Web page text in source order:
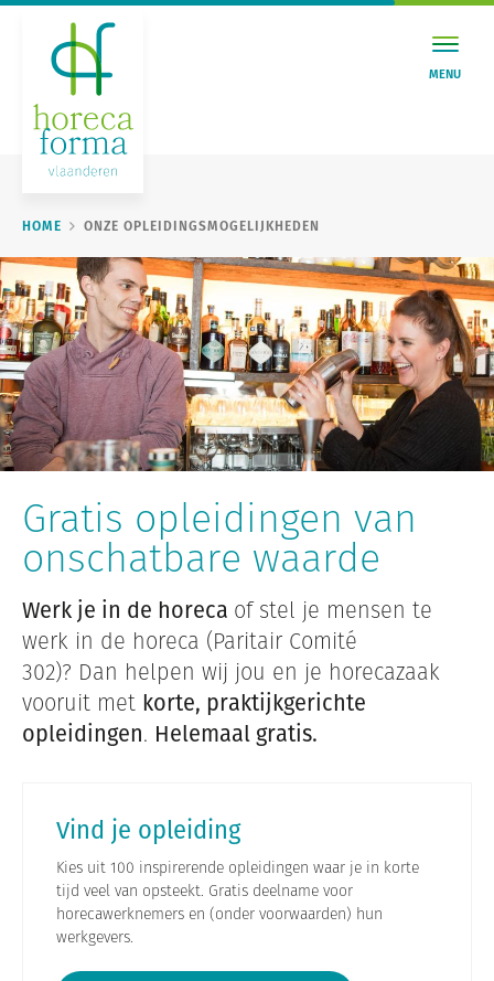
MENU
HOME ONZE OPLEIDINGSMOGELIJKHEDEN
Gratis opleidingen van
onschatbare waarde
Werk je in de horeca of stel je mensen te
werk in de horeca (Paritair Comité
302)? Dan helpen wij jou en je horecazaak
vooruit met korte, praktijkgerichte
opleidingen. Helemaal gratis.
Vind je opleiding
Kies uit 100 inspirerende opleidingen waar je in korte
tijd veel van opsteekt. Gratis deelname voor
horecawerknemers en (onder voorwaarden) hun
werkgevers.